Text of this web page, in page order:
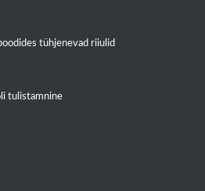
tühjenevad riiulid
tulistamnine